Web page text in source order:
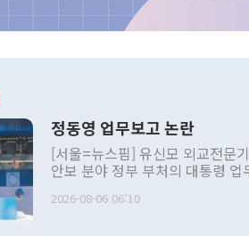
정동영 업무보고 논란
[서울=뉴스핌] 유신모 외교전문
안보 분야 정부 부처의 대통령
발언 중에는 정부 내 조율을 거치
2026-08-06 06:10